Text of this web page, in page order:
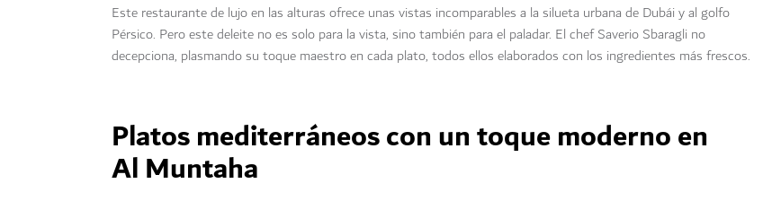
Este restaurante de lujo en las alturas ofrece unas vistas incomparables a la silueta urbana de Dubái y al golfo
Pérsico. Pero este deleite no es solo para la vista, sino también para el paladar. El chef Saverio Sbaragli no
decepciona, plasmando su toque maestro en cada plato, todos ellos elaborados con los ingredientes más frescos.
Platos mediterráneos con un toque moderno en
Al Muntaha